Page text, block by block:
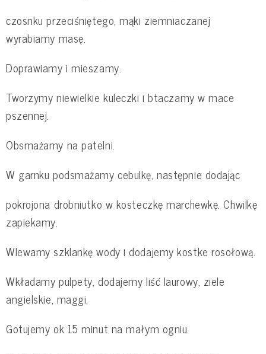
czosnku przeciśniętego, mąki ziemniaczanej
wyrabiamy masę.
Doprawiamy i mieszamy.
Tworzymy niewielkie kuleczki i btaczamy w mace
pszennej.
Obsmażamy na patelni.
W garnku podsmażamy cebulkę, następnie dodając
pokrojona drobniutko w kosteczkę marchewkę. Chwilkę
zapiekamy.
Wlewamy szklankę wody i dodajemy kostke rosołową.
Wkładamy pulpety, dodajemy liść laurowy, ziele
angielskie, maggi.
Gotujemy ok 15 minut na małym ogniu.